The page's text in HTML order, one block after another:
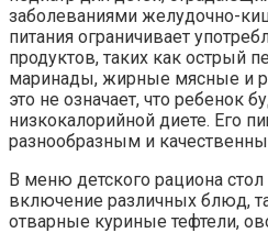
заболеваниями желудочно-
питания ограничивает
продуктов, таких как острый
маринады, жирные мясные и
это не означает, что ребенок
низкокалорийной диете. Его
разнообразным и
В меню детского рациона
включение различных блюд,
отварные куриные тефтели,